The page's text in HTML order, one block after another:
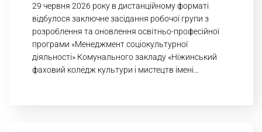
29 червня 2026 року в дистанційному форматі
відбулося заключне засідання робочої групи з
розроблення та оновлення освітньо-професійної
програми «Менеджмент соціокультурної
діяльності» Комунального закладу «Ніжинський
фаховий коледж культури і мистецтв імені…